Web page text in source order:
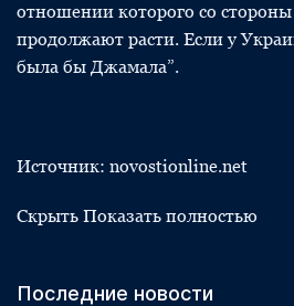
отношении которого со стороны
продолжают расти. Если у
была бы Джамала”.
Источник: novostionline.net
Скрыть Показать полностью
Последние новости